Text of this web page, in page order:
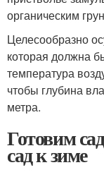
органическим
Целесообразно
которая должна
температура
чтобы глубина
метра.
Готовим
сад к зиме